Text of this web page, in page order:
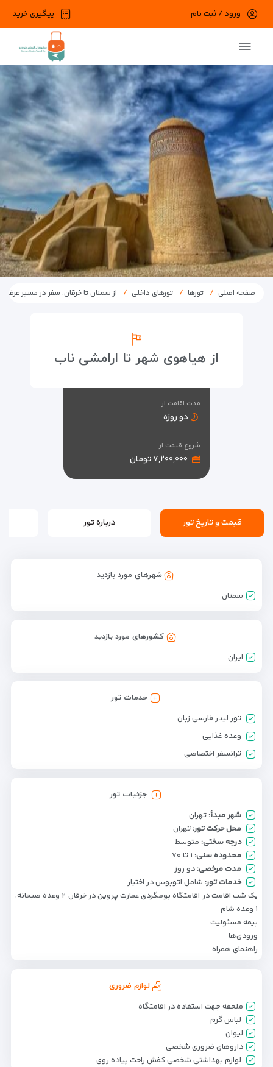
پیگیری خرید ورود / ثبت نام
صفحه اصلی تورها تورهای داخلی از سمنان تا خرقان، سفر در مسیر عرفان
از هیاهوی شهر تا ارامشی ناب
مدت اقامت از
دو روزه
شروع قیمت از
۷,۲۰۰,۰۰۰ تومان
قیمت و تاریخ تور درباره تور
شهرهای مورد بازدید
سمنان
کشورهای مورد بازدید
ایران
خدمات تور
تور لیدر فارسی زبان
وعده غذایی
ترانسفر اختصاصی
جزئیات تور
شهر مبدأ: تهران
محل حرکت تور: تهران
درجه سختی: متوسط
محدوده سنی: ۱ تا ۷۰
مدت مرخصی: دو روز
خدمات تور: شامل اتوبوس در اختیار
یک شب اقامت در اقامتگاه بومگردی عمارت پروین در خرقان ۲ وعده صبحانه،
۱ وعده شام
بیمه مسئولیت
ورودی‌ها
راهنمای همراه
لوازم ضروری
ملحفه جهت استفاده در اقامتگاه
لباس گرم
لیوان
داروهای ضروری شخصی
لوازم بهداشتی شخصی کفش راحت پیاده روی